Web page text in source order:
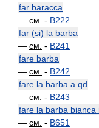
far baracca
— см. - B222
far (si) la barba
— см. - B241
fare barba
— см. - B242
fare la barba a qd
— см. - B243
fare la barba bianca
— см. - B651